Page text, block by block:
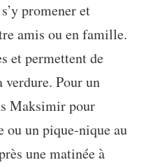
promener et
amis ou en famille.
et permettent de
Pour un
Maksimir pour
ou un pique-nique au
une matinée à